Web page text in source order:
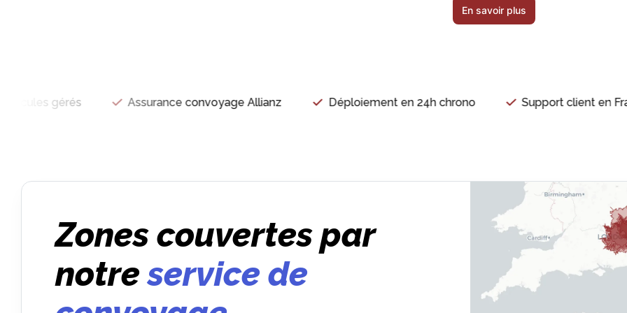
En savoir plus
gérés Assurance convoyage Allianz Déploiement en 24h chrono Support client en
Zones couvertes par
notreservice de